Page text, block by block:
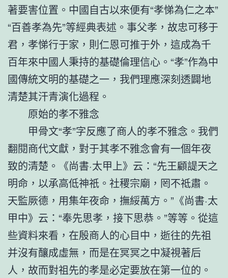
著要害位置。中國自古以來便有“孝悌為仁之本”
“百善孝為先”等經典表述。事父孝，故忠可移于
君，孝悌行于家，則仁恩可推于外，這成為千
百年來中國人秉持的基礎倫理信心。“孝”作為中
國傳統文明的基礎之一，我們理應深刻透闢地
清楚其汗青演化過程。
原始的孝不雅念
甲骨文“孝”字反應了商人的孝不雅念。我們
翻閱商代文獻，對于其孝不雅念會有一個年夜
致的清楚。《尚書·太甲上》云：“先王顧諟天之
明命，以承高低神祇。社稷宗廟，罔不祗肅。
天監厥德，用集年夜命，撫綏萬方。”《尚書·太
甲中》云：“奉先思孝，接下思恭。”等等。從這
些資料來看，在殷商人的心目中，逝往的先祖
并沒有釀成虛無，而是在冥冥之中凝視著后
人，故而對祖先的孝是必定要放在第一位的。